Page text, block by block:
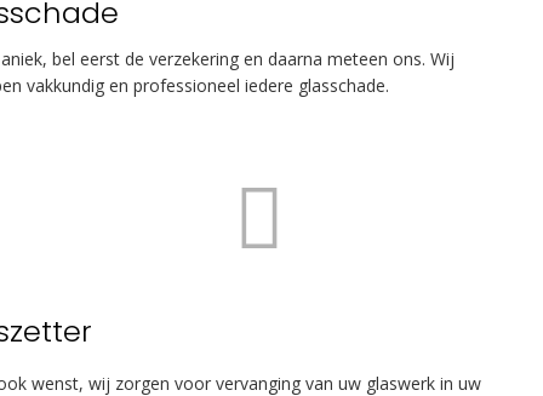
bel eerst de verzekering en daarna meteen ons. Wij
vakkundig en professioneel iedere glasschade.
wenst, wij zorgen voor vervanging van uw glaswerk in uw